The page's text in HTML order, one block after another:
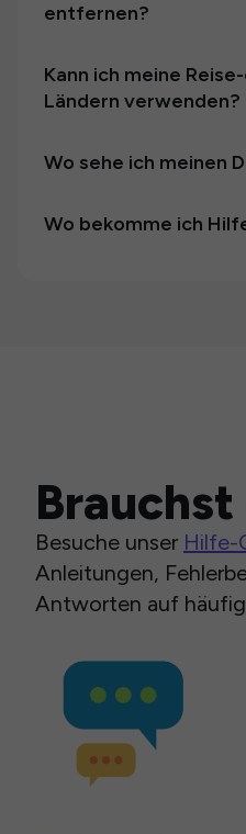
entfernen?
Kann ich meine
Ländern verwenden?
Wo sehe ich meinen
Wo bekomme ich
Besuche unser Hilfe-
Anleitungen,
Antworten auf